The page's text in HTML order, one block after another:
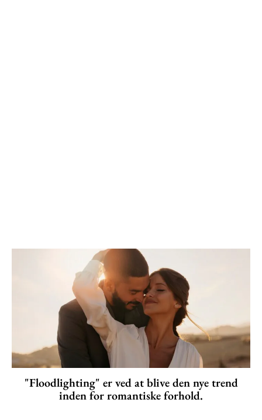
"Floodlighting" er ved at blive den nye trend
inden for romantiske forhold.